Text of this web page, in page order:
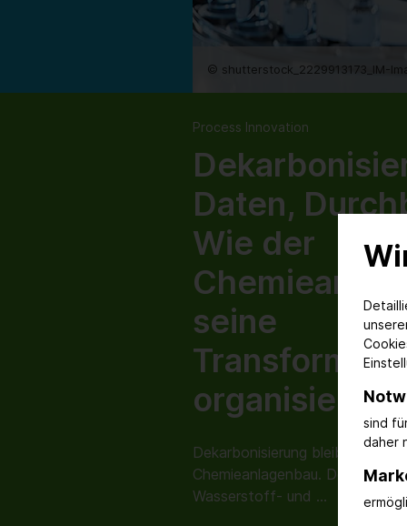
sind
daher
© shutterstock_2229913173_IM-
Process Innovation
Daten,
Wie der
seine
organisiert
Dekarbonisierung bleibt der
Chemieanlagenbau. Doch
Wasserstoff‑ und …